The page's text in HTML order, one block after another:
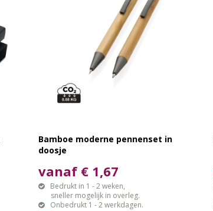
Bamboe moderne pennenset in
doosje
vanaf € 1,67
Bedrukt in 1 - 2 weken,
sneller mogelijk in overleg.
Onbedrukt 1 - 2 werkdagen.